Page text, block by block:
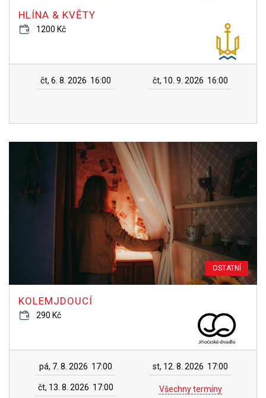
HLÍNA & KVĚTY
1200 Kč
čt, 6. 8. 2026 16:00 čt, 10. 9. 2026 16:00
OSTATNÍ
KOLEMJDOUCÍ
290 Kč
pá, 7. 8. 2026 17:00 st, 12. 8. 2026 17:00
čt, 13. 8. 2026 17:00 Všechny termíny